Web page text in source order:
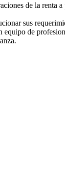
de la renta
sus
equipo de